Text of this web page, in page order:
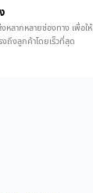
หลากหลายช่องทาง เพื่อให้
ถึงลูกค้าโดยเร็วที่สุด